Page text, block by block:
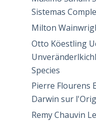
Sistemas
Milton
Otto Köestling
Species
Pierre Flourens
Darwin sur
Remy Chauvin